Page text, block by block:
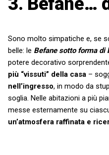
Sono molto simpatiche e, se
belle: le Befane sotto forma di
potere decorativo
più “vissuti” della casa –
nell’ingresso, in modo da
soglia. Nelle abitazioni a più
messe esternamente su
un’atmosfera raffinata e